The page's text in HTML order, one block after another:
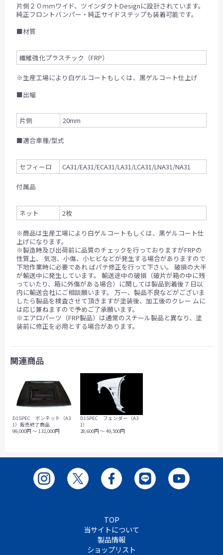
片側２０ｍｍワイド、ツインダクトDesignに設計されています。
純正フロントバンパー・純正サイドステップも装着可能です。
■材質
繊維強化プラスチック（FRP）
※生産工場により白ゲルコートもしくは、黒ゲルコート仕上げ
■出幅
片側 20mm
■適合車種/型式
セフィーロ CA31/EA31/ECA31/LA31/LCA31/LNA31/NA31
付属品
ネット 2枚
※商品は生産工場により白ゲルコートもしくは、黒ゲルコート仕
上げになります。
※製造時及び出荷前に品質のチェックを行っておりますがFRPの
性質上、 気泡、小傷、小ヒビなどが発生する場合がありますので
下地作業時に必要であれ ばパテ修正を行って下さい。 破損の大半
が輸送中に発生しています。 輸送途中の破損（破片が箱の中に残
っていたり、箱に外傷がある場合）に関しては製品到着後７日以
内に輸送会社にご相談願います。 万一、製品不良などがございま
したら製品を検査させて頂きますが塗装後、加工後のクレー ムに
は応じ兼ねますので予めご了承願います。
※エアロパーツ（FRP製品）は通常のスチール製品と異なり、塗
装前に修正を必用とする場合があります。
関連商品
D1SPEC ボンネット（A3
1）販売終了商品
99,000円 ～ 132,000円
D1SPEC フェンダー（A3
1）
28,600円 ～ 49,500円
TOP
当サイトについて
製品情報
ショップリスト